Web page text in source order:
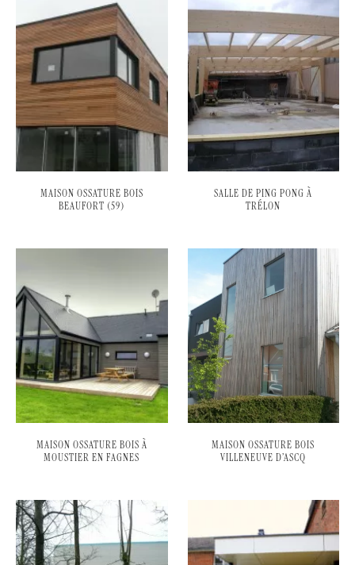
MAISON OSSATURE BOIS
BEAUFORT (59)
SALLE DE PING PONG À
TRÉLON
MAISON OSSATURE BOIS À
MOUSTIER EN FAGNES
MAISON OSSATURE BOIS
VILLENEUVE D’ASCQ